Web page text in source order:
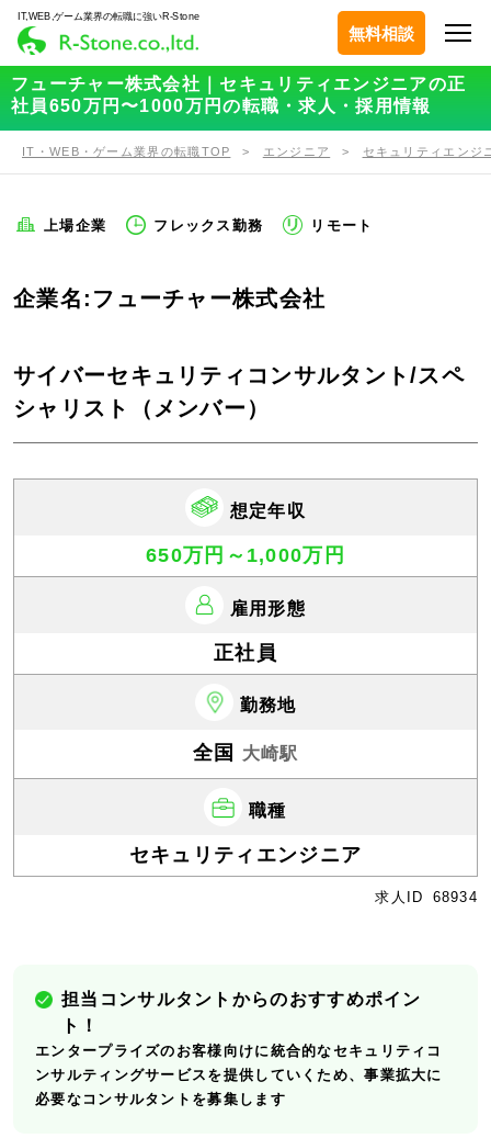
IT,WEB,ゲーム業界の転職に強いR-Stone
無料相談
フューチャー株式会社｜セキュリティエンジニアの正
社員650万円〜1000万円の転職・求人・採用情報
IT・WEB・ゲーム業界の転職TOP エンジニア セキュリティエンジ
上場企業 フレックス勤務 リモート
企業名:フューチャー株式会社
サイバーセキュリティコンサルタント/スペ
シャリスト（メンバー）
想定年収
650万円～1,000万円
雇用形態
正社員
勤務地
全国 大崎駅
職種
セキュリティエンジニア
求人ID 68934
担当コンサルタントからのおすすめポイン
ト！
エンタープライズのお客様向けに統合的なセキュリティコ
ンサルティングサービスを提供していくため、事業拡大に
必要なコンサルタントを募集します